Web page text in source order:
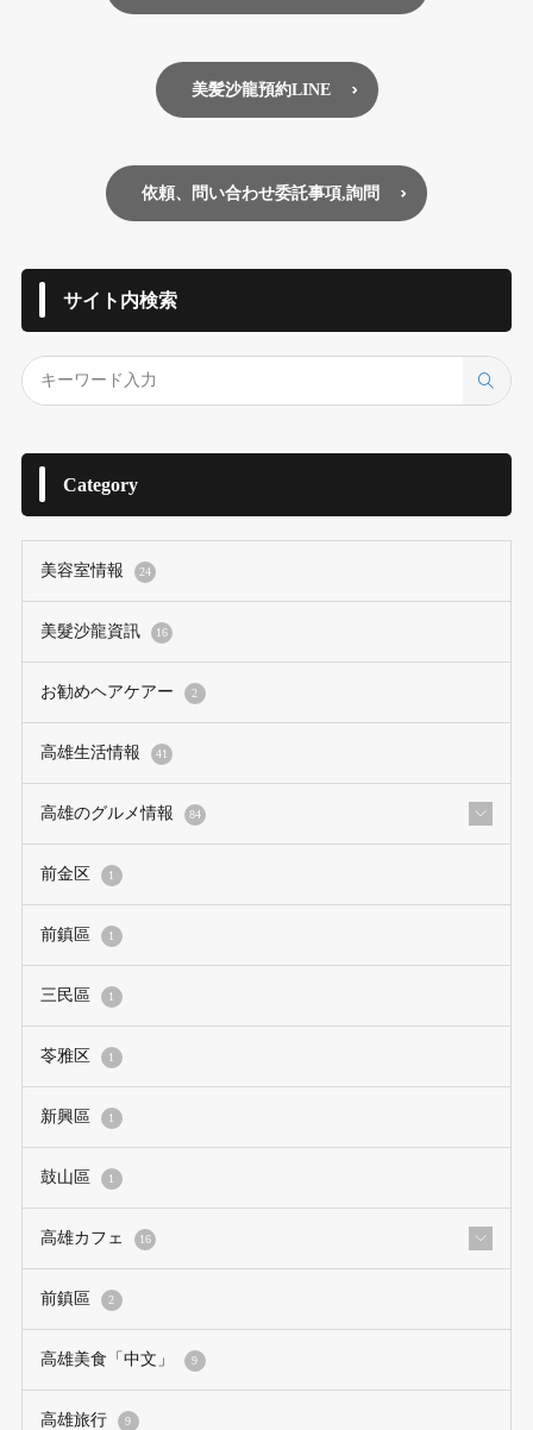
美髪沙龍預約LINE
依頼、問い合わせ委託事項,詢問
サイト内検索
Category
美容室情報 24
美髮沙龍資訊 16
お勧めヘアケアー 2
高雄生活情報 41
高雄のグルメ情報 84
前金区 1
前鎮區 1
三民區 1
苓雅区 1
新興區 1
鼓山區 1
高雄カフェ 16
前鎮區 2
高雄美食「中文」 9
高雄旅行 9